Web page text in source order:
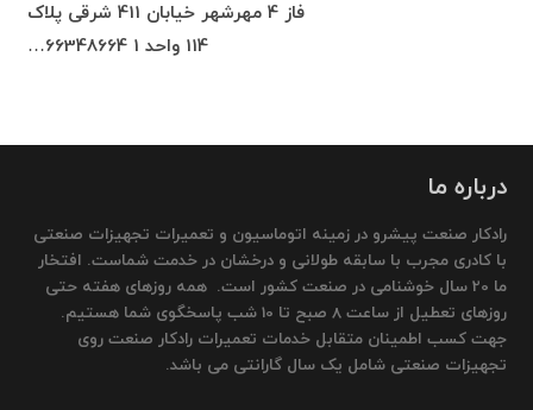
فاز 4 مهرشهر خیابان 411 شرقی پلاک
114 واحد 1 66348664…
درباره ما
رادکار صنعت پیشرو در زمینه اتوماسیون و تعمیرات تجهیزات صنعتی
با کادری مجرب با سابقه طولانی و درخشان در خدمت شماست. افتخار
ما 20 سال خوشنامی در صنعت کشور است. همه روزهای هفته حتی
روزهای تعطیل از ساعت 8 صبح تا 10 شب پاسخگوی شما هستیم.
جهت کسب اطمینان متقابل خدمات تعمیرات رادکار صنعت روی
تجهیزات صنعتی شامل یک سال گارانتی می باشد.